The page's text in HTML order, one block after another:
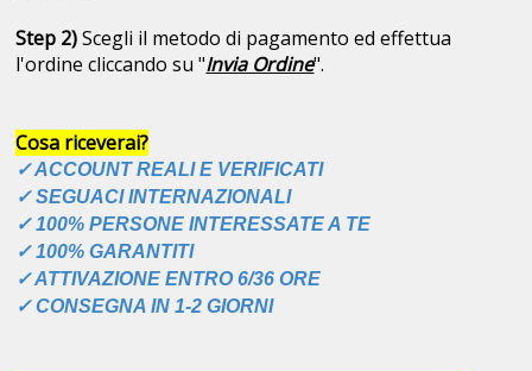
Step 2)Scegli il metodo di pagamento ed effettua
l'ordine cliccando su "Invia Ordine".
Cosa riceverai?
✓ ACCOUNT REALI E VERIFICATI
✓ SEGUACI INTERNAZIONALI
✓ 100% PERSONE INTERESSATE A TE
✓ 100% GARANTITI
✓ ATTIVAZIONE ENTRO 6/36 ORE
✓ CONSEGNA IN 1-2 GIORNI